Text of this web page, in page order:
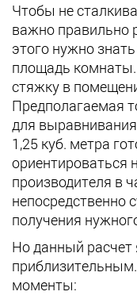
Чтобы не
важно правильно
этого нужно
площадь
стяжку в
Предполагаемая
для
1,25 куб. метра
ориентироваться
производителя в
непосредственно
получения
Но данный расчет
моменты: